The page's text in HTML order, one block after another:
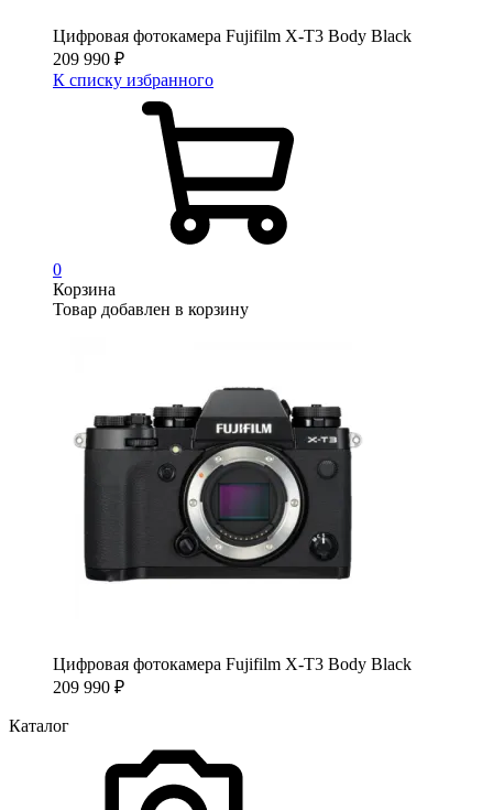
Цифровая фотокамера Fujifilm X-T3 Body Black
209 990 ₽
К списку избранного
0
Корзина
Товар добавлен в корзину
Цифровая фотокамера Fujifilm X-T3 Body Black
209 990 ₽
Каталог